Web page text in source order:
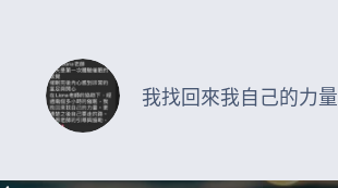
我找回來我自己的力量